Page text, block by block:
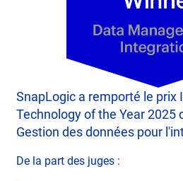
SnapLogic a remporté le prix
Technology of the Year 2025
Gestion des données pour
De la part des juges :